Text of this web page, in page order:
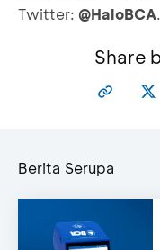
Twitter: @HaloBCA.
Share
Berita Serupa